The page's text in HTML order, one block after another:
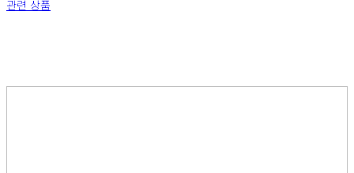
관련 상품